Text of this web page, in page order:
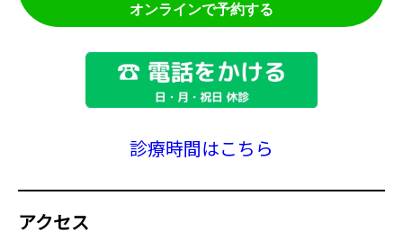
オンラインで予約する
診療時間はこちら
アクセス